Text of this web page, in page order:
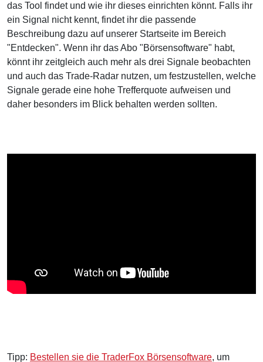
das Tool findet und wie ihr dieses einrichten könnt. Falls ihr
ein Signal nicht kennt, findet ihr die passende
Beschreibung dazu auf unserer Startseite im Bereich
"Entdecken". Wenn ihr das Abo "Börsensoftware" habt,
könnt ihr zeitgleich auch mehr als drei Signale beobachten
und auch das Trade-Radar nutzen, um festzustellen, welche
Signale gerade eine hohe Trefferquote aufweisen und
daher besonders im Blick behalten werden sollten.
Tipp: Bestellen sie die TraderFox Börsensoftware, um